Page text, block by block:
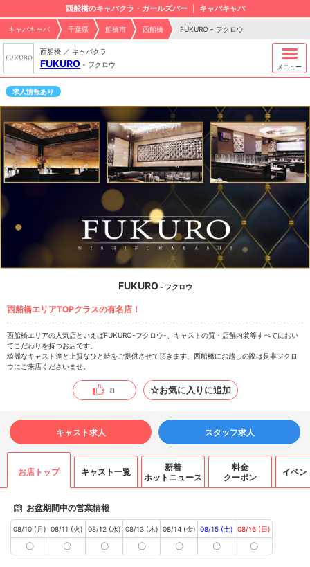
西船橋のキャバクラ・ガールズバー キャバキャバ
キャバキャバ 千葉県 船橋市 西船橋 FUKURO - フクロウ
西船橋 ／ キャバクラ
FUKURO - フクロウ メニュー
求人情報あり
FUKURO- フクロウ
西船橋エリアTOPクラスの有名店！
西船橋エリアの人気店といえばFUKURO-フクロウ-、キャストの質・店舗内装等すべてにおい
てこだわりを持つお店です。
綺麗なキャスト達と上質なひと時をご提供させて頂きます、西船橋にお越しの際は是非フクロ
ウにご来店くださいませ。
8 ☆お気に入りに追加
キャスト求人 スタッフ求人
お店トップ キャスト一覧
新着
ホットニュース
料金
クーポン
イベン
お盆期間中の営業情報
08/10 (月)
〇
08/11 (火)
〇
08/12 (水)
〇
08/13 (木)
〇
08/14 (金)
〇
08/15 (土)
〇
08/16 (日)
〇